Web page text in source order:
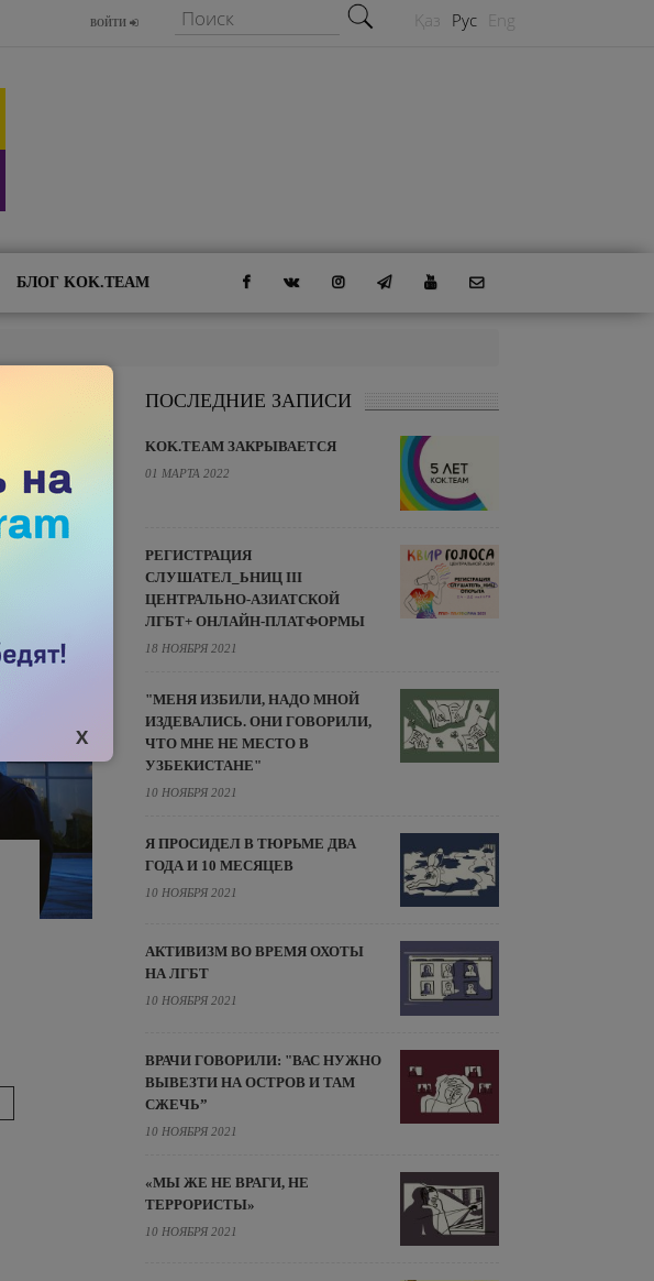
ВОЙТИ
Форма поиска
Поиск Қаз Рус Eng
БЛОГ KOK.TEAM
ПОСЛЕДНИЕ ЗАПИСИ
KOK.TEAM ЗАКРЫВАЕТСЯ
01 МАРТА 2022
РЕГИСТРАЦИЯ
СЛУШАТЕЛ_ЬНИЦ III
ЦЕНТРАЛЬНО-АЗИАТСКОЙ
ЛГБТ+ ОНЛАЙН-ПЛАТФОРМЫ
18 НОЯБРЯ 2021
"МЕНЯ ИЗБИЛИ, НАДО МНОЙ
ИЗДЕВАЛИСЬ. ОНИ ГОВОРИЛИ,
ЧТО МНЕ НЕ МЕСТО В
УЗБЕКИСТАНЕ"
10 НОЯБРЯ 2021
Я ПРОСИДЕЛ В ТЮРЬМЕ ДВА
ГОДА И 10 МЕСЯЦЕВ
10 НОЯБРЯ 2021
АКТИВИЗМ ВО ВРЕМЯ ОХОТЫ
НА ЛГБТ
10 НОЯБРЯ 2021
ВРАЧИ ГОВОРИЛИ: "ВАС НУЖНО
ВЫВЕЗТИ НА ОСТРОВ И ТАМ
СЖЕЧЬ”
10 НОЯБРЯ 2021
«МЫ ЖЕ НЕ ВРАГИ, НЕ
ТЕРРОРИСТЫ»
10 НОЯБРЯ 2021